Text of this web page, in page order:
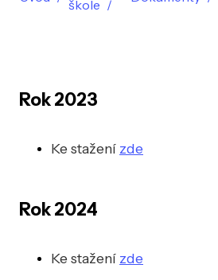
škole
Rok 2023
Ke stažení zde
Rok 2024
Ke stažení zde